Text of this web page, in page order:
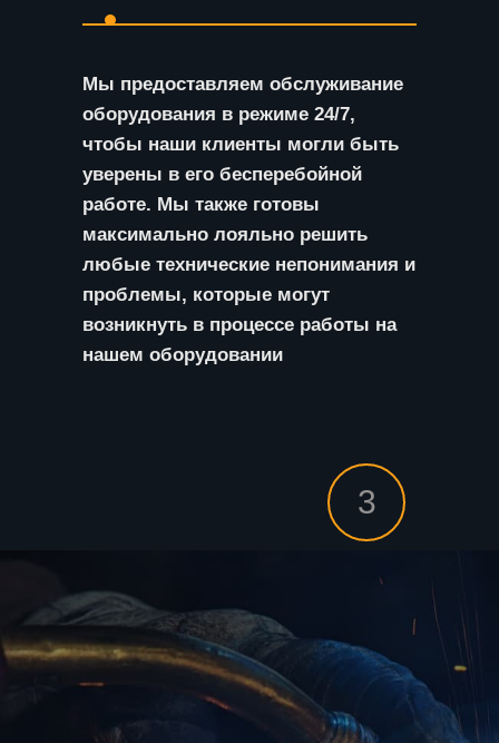
Мы предоставляем обслуживание
оборудования в режиме 24/7,
чтобы наши клиенты могли быть
уверены в его бесперебойной
работе. Мы также готовы
максимально лояльно решить
любые технические непонимания и
проблемы, которые могут
возникнуть в процессе работы на
нашем оборудовании
3